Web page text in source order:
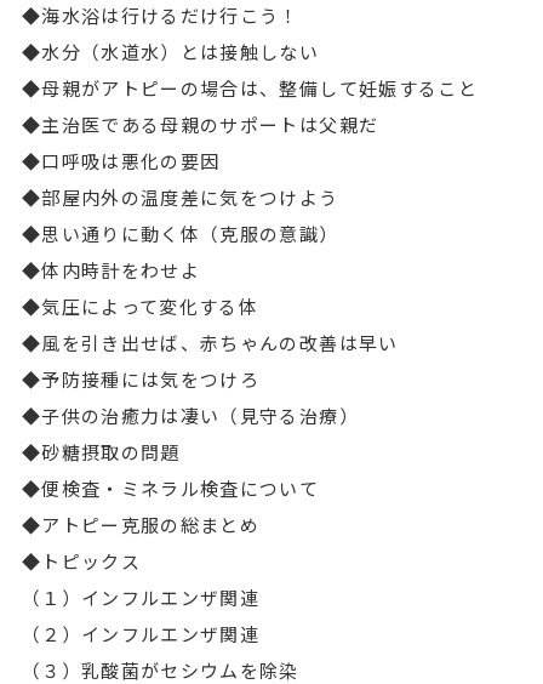
◆海水浴は行けるだけ行こう！
◆水分（水道水）とは接触しない
◆母親がアトピーの場合は、整備して妊娠すること
◆主治医である母親のサポートは父親だ
◆口呼吸は悪化の要因
◆部屋内外の温度差に気をつけよう
◆思い通りに動く体（克服の意識）
◆体内時計をわせよ
◆気圧によって変化する体
◆風を引き出せば、赤ちゃんの改善は早い
◆予防接種には気をつけろ
◆子供の治癒力は凄い（見守る治療）
◆砂糖摂取の問題
◆便検査・ミネラル検査について
◆アトピー克服の総まとめ
◆トピックス
（１）インフルエンザ関連
（２）インフルエンザ関連
（３）乳酸菌がセシウムを除染